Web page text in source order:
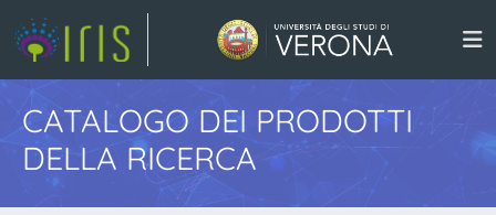
CATALOGO DEI PRODOTTI
DELLA RICERCA